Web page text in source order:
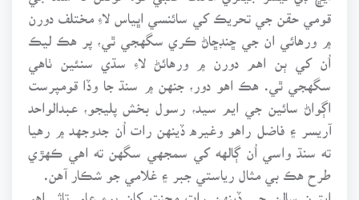
قومي حقن جي تحريڪ کي سائنسي اڀياس لاءِ مختلف دورن
۾ ورهائي ان جي ڇنڊڇاڻ ڪري سگهجي ٿي، پر هڪ ليڪ
اُن کي ٻن اهم دورن ۾ ورهائڻ لاءِ سڌي سنئين ٺاهي
سگهجي ٿي. هڪ اهو دور، جنهن ۾ سنڌ جا وڏا قومپرست
اڳواڻ سائين جي ايم سيد، رسول بخش پليجو، عبدالواحد
آريسر ۽ فاضل راهو وغيره ڏينهن رات اُن جدوجهد ۾ رهيا
ته سنڌ واسي اُن ڳالهه کي سمجهي سگهن ته اهي ڪهڙي
طرح هڪ بي مثال رياستي جبر ۽ غلامي جو شڪار آهن.
ايترن سالن جي ڏينهن رات محنت کان پوءِ عام تاثر اهو